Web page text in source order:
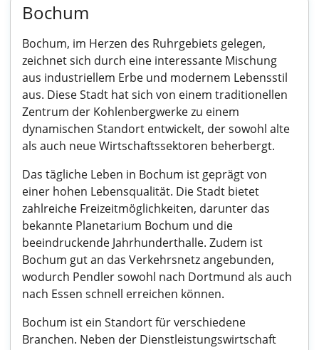
Bochum
Bochum, im Herzen des Ruhrgebiets gelegen,
zeichnet sich durch eine interessante Mischung
aus industriellem Erbe und modernem Lebensstil
aus. Diese Stadt hat sich von einem traditionellen
Zentrum der Kohlenbergwerke zu einem
dynamischen Standort entwickelt, der sowohl alte
als auch neue Wirtschaftssektoren beherbergt.
Das tägliche Leben in Bochum ist geprägt von
einer hohen Lebensqualität. Die Stadt bietet
zahlreiche Freizeitmöglichkeiten, darunter das
bekannte Planetarium Bochum und die
beeindruckende Jahrhunderthalle. Zudem ist
Bochum gut an das Verkehrsnetz angebunden,
wodurch Pendler sowohl nach Dortmund als auch
nach Essen schnell erreichen können.
Bochum ist ein Standort für verschiedene
Branchen. Neben der Dienstleistungswirtschaft